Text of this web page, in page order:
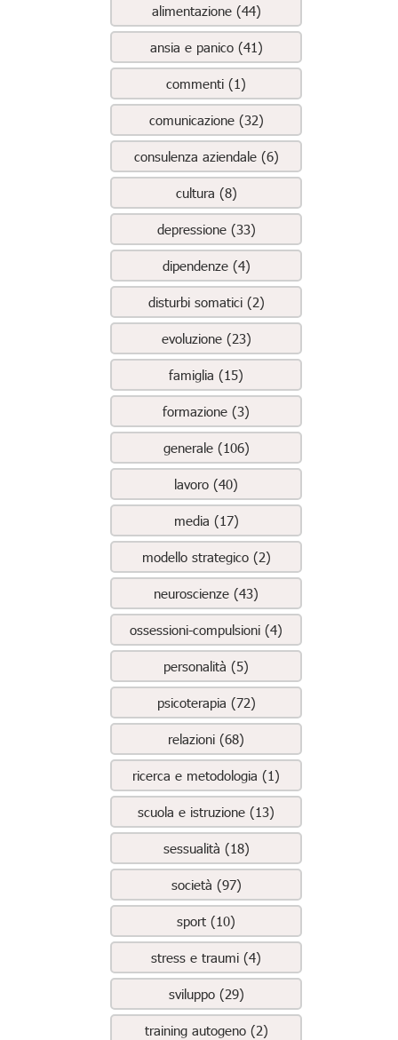
alimentazione (44)
ansia e panico (41)
commenti (1)
comunicazione (32)
consulenza aziendale (6)
cultura (8)
depressione (33)
dipendenze (4)
disturbi somatici (2)
evoluzione (23)
famiglia (15)
formazione (3)
generale (106)
lavoro (40)
media (17)
modello strategico (2)
neuroscienze (43)
ossessioni-compulsioni (4)
personalità (5)
psicoterapia (72)
relazioni (68)
ricerca e metodologia (1)
scuola e istruzione (13)
sessualità (18)
società (97)
sport (10)
stress e traumi (4)
sviluppo (29)
training autogeno (2)